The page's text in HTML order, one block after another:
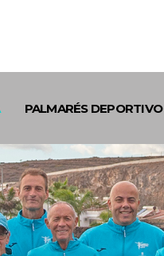
PALMARÉS DEPORTIVO